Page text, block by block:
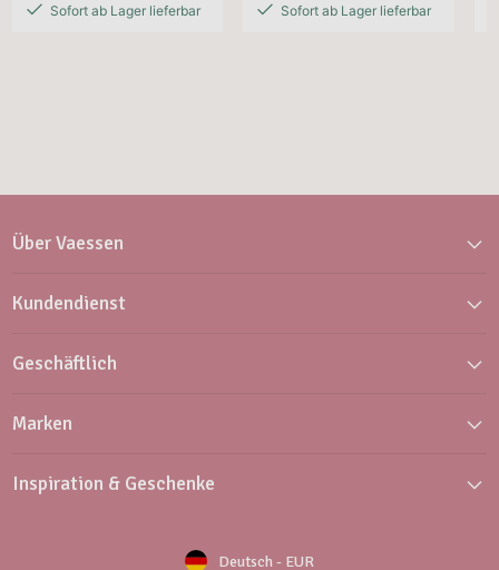
Sofort ab Lager lieferbar Sofort ab Lager lieferbar
Über Vaessen
Kundendienst
Geschäftlich
Marken
Inspiration & Geschenke
Deutsch - EUR